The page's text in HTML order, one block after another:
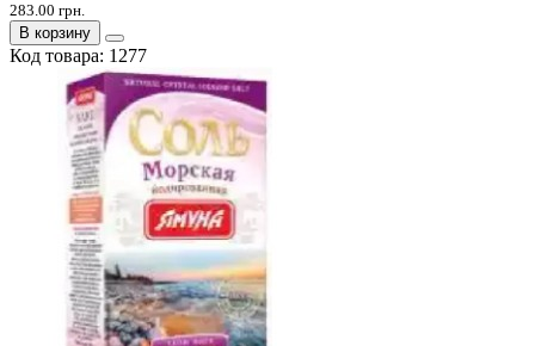
283.00 грн.
В корзину
Код товара: 1277